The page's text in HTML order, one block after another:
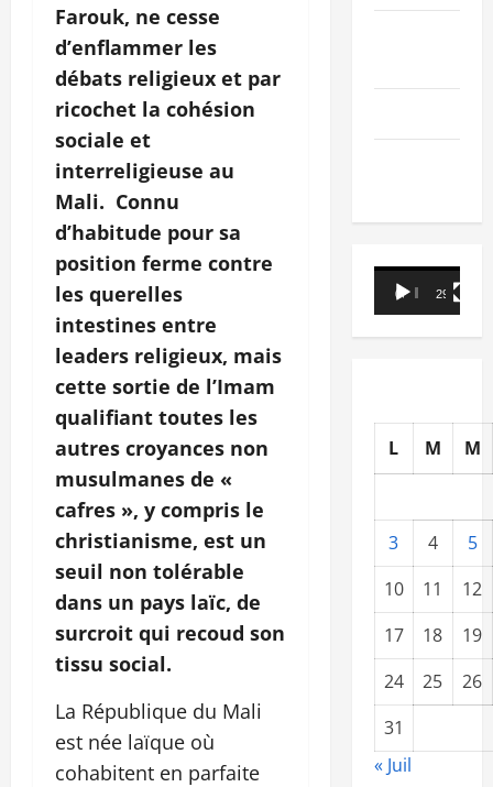
Farouk, ne cesse
d’enflammer les
débats religieux et par
ricochet la cohésion
sociale et
interreligieuse au
Mali. Connu
d’habitude pour sa
position ferme contre
les querelles
intestines entre
leaders religieux, mais
cette sortie de l’Imam
qualifiant toutes les
autres croyances non
musulmanes de «
cafres », y compris le
christianisme, est un
seuil non tolérable
dans un pays laïc, de
surcroit qui recoud son
tissu social.
La République du Mali
est née laïque où
cohabitent en parfaite
Lecteur
vidéo
00:00 29:21
L M M
3 4
5
10
11
12
17
18
19
24
25
26
31
« Juil